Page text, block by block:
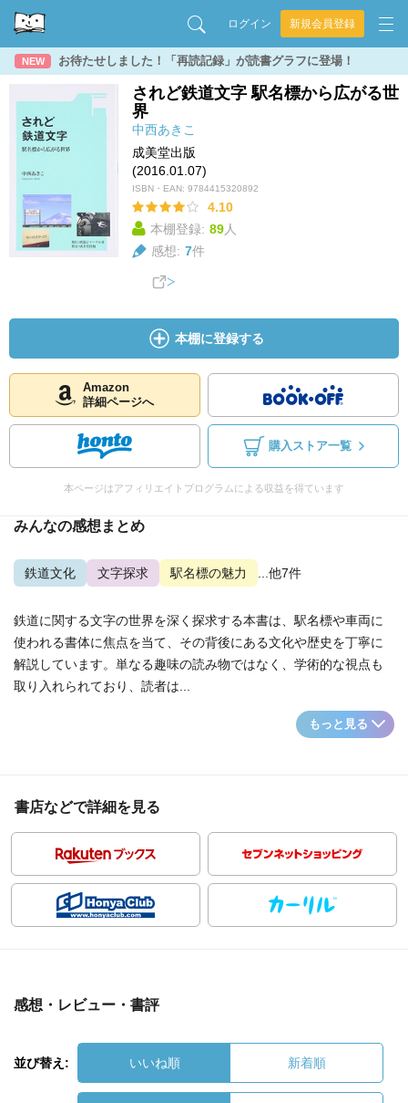
ログイン 新規会員登録
NEW お待たせしました！「再読記録」が読書グラフに登場！
されど鉄道文字 駅名標から広がる世
界
中西あきこ
成美堂出版
(2016.01.07)
ISBN・EAN: 9784415320892
4.10
本棚登録: 89人
感想: 7件
本棚に登録する
Amazon
詳細ページへ
購入ストア一覧
本ページはアフィリエイトプログラムによる収益を得ています
みんなの感想まとめ
鉄道文化 文字探求 駅名標の魅力 ...他7件
鉄道に関する文字の世界を深く探求する本書は、駅名標や車両に
使われる書体に焦点を当て、その背後にある文化や歴史を丁寧に
解説しています。単なる趣味の読み物ではなく、学術的な視点も
取り入れられており、読者は...
もっと見る
書店などで詳細を見る
感想・レビュー・書評
並び替え: いいね順 新着順